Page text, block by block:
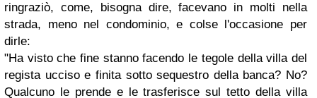
ringraziò, come, bisogna dire, facevano in molti nella
strada, meno nel condominio, e colse l'occasione per
dirle:
"Ha visto che fine stanno facendo le tegole della villa del
regista ucciso e finita sotto sequestro della banca? No?
Qualcuno le prende e le trasferisce sul tetto della villa